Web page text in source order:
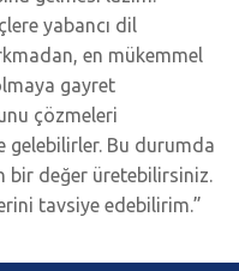
yabancı dil
en mükemmel
gayret
çözmeleri
gelebilirler. Bu durumda
bir değer üretebilirsiniz.
tavsiye edebilirim.”